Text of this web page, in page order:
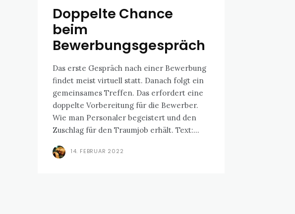
Doppelte Chance
beim
Bewerbungsgespräch
Das erste Gespräch nach einer Bewerbung
findet meist virtuell statt. Danach folgt ein
gemeinsames Treffen. Das erfordert eine
doppelte Vorbereitung für die Bewerber.
Wie man Personaler begeistert und den
Zuschlag für den Traumjob erhält. Text:...
14. FEBRUAR 2022